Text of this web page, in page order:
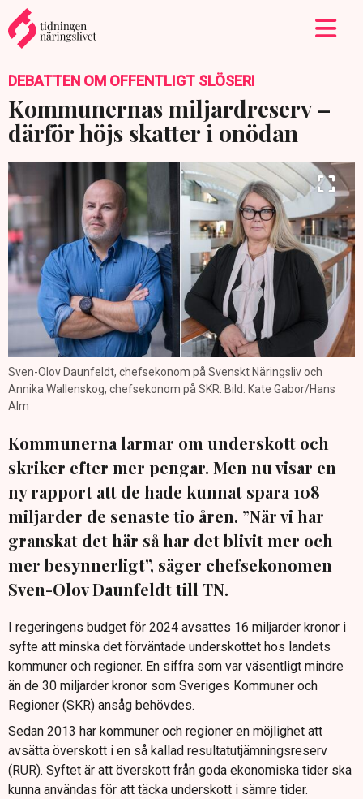
DEBATTEN OM OFFENTLIGT SLÖSERI
Kommunernas miljardreserv –
därför höjs skatter i onödan
Sven-Olov Daunfeldt, chefsekonom på Svenskt Näringsliv och
Annika Wallenskog, chefsekonom på SKR. Bild: Kate Gabor/Hans
Alm
Kommunerna larmar om underskott och
skriker efter mer pengar. Men nu visar en
ny rapport att de hade kunnat spara 108
miljarder de senaste tio åren. ”När vi har
granskat det här så har det blivit mer och
mer besynnerligt”, säger chefsekonomen
Sven-Olov Daunfeldt till TN.
I regeringens budget för 2024 avsattes 16 miljarder kronor i
syfte att minska det förväntade underskottet hos landets
kommuner och regioner. En siffra som var väsentligt mindre
än de 30 miljarder kronor som Sveriges Kommuner och
Regioner (SKR) ansåg behövdes.
Sedan 2013 har kommuner och regioner en möjlighet att
avsätta överskott i en så kallad resultatutjämningsreserv
(RUR). Syftet är att överskott från goda ekonomiska tider ska
kunna användas för att täcka underskott i sämre tider.